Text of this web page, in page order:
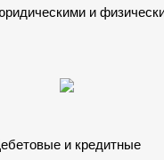
и
и кредитные